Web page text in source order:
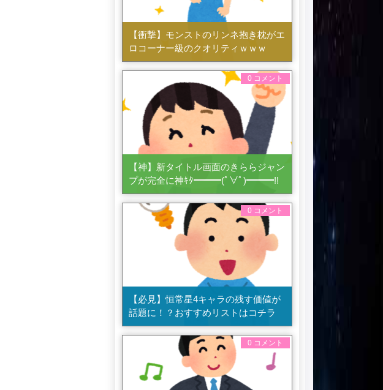
【衝撃】モンストのリンネ抱き枕がエ
ロコーナー級のクオリティｗｗｗ
0 コメント
【神】新タイトル画面のきららジャン
プが完全に神ｷﾀ━━━(ﾟ∀ﾟ)━━━!!
0 コメント
【必見】恒常星4キャラの残す価値が
話題に！？おすすめリストはコチラ
0 コメント